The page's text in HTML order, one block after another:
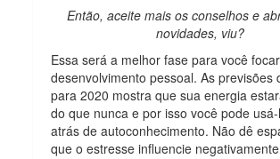
Então, aceite mais os conselhos e
novidades, viu?
Essa será a melhor fase para você
desenvolvimento pessoal. As previsões
para 2020 mostra que sua energia
do que nunca e por isso você pode
atrás de autoconhecimento. Não dê
que o estresse influencie